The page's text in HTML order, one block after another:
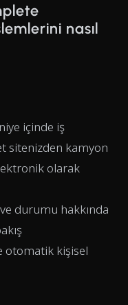
nasıl
içinde iş
sitenizden kamyon
olarak
durumu hakkında
otomatik kişisel